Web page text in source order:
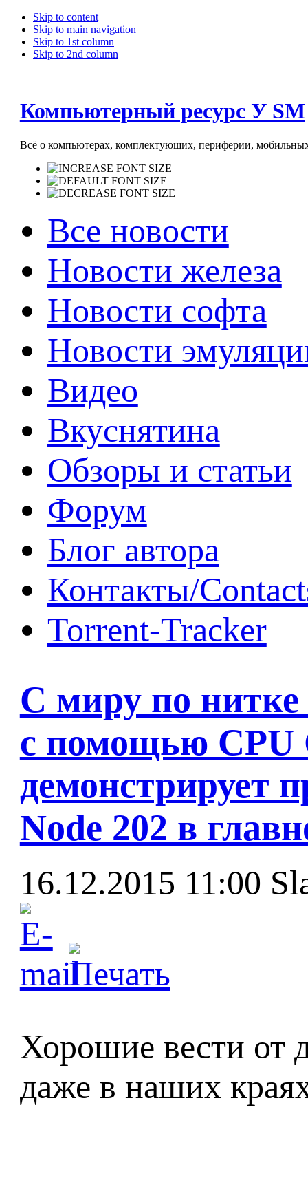
Skip to content
Skip to main navigation
Skip to 1st column
Skip to 2nd column
Компьютерный ресурс У SM
Всё о компьютерах, комплектующих, периферии, мобильных
Все новости
Новости железа
Новости софта
Новости
Видео
Вкуснятина
Обзоры и статьи
Форум
Блог автора
Контакты/
Torrent-Tracker
С миру по
с помощью CPU
демонстрирует
Node 202 в
16.12.2015 11:00
Хорошие вести от
даже в наших